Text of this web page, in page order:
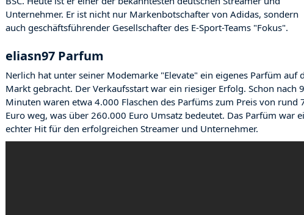
Unternehmer. Er ist nicht nur Markenbotschafter von Adidas, sondern
auch geschäftsführender Gesellschafter des E-Sport-Teams "Fokus".
eliasn97 Parfum
Nerlich hat unter seiner Modemarke "Elevate" ein eigenes Parfüm auf
Markt gebracht. Der Verkaufsstart war ein riesiger Erfolg. Schon nach
Minuten waren etwa 4.000 Flaschen des Parfüms zum Preis von rund
Euro weg, was über 260.000 Euro Umsatz bedeutet. Das Parfüm war
echter Hit für den erfolgreichen Streamer und Unternehmer.